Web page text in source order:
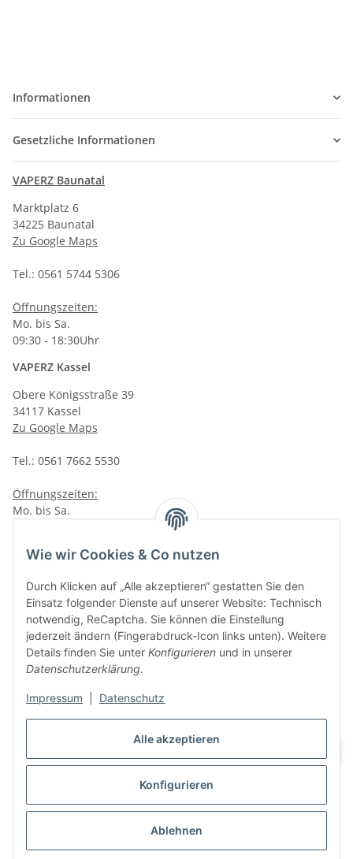
Alle akzeptieren
Konfigurieren
Ablehnen
Wie wir Cookies & Co nutzen
Durch Klicken auf „Alle akzeptieren“ gestatten Sie den
Einsatz folgender Dienste auf unserer Website: Technisch
notwendig, ReCaptcha. Sie können die Einstellung
jederzeit ändern (Fingerabdruck-Icon links unten). Weitere
Details finden Sie unter Konfigurieren und in unserer
Datenschutzerklärung.
Impressum Datenschutz
Informationen
Gesetzliche Informationen
VAPERZ Baunatal
Marktplatz 6
34225 Baunatal
Zu Google Maps
Tel.: 0561 5744 5306
Öffnungszeiten:
Mo. bis Sa.
09:30 - 18:30Uhr
VAPERZ Kassel
Obere Königsstraße 39
34117 Kassel
Zu Google Maps
Tel.: 0561 7662 5530
Öffnungszeiten:
Mo. bis Sa.
VAPERZ Vellmar
Lange Wender 7
34246 Vellmar
Zu Google Maps
Tel.: 0561 9885 9996
Mo. bis Sa.
Vertrag widerrufen